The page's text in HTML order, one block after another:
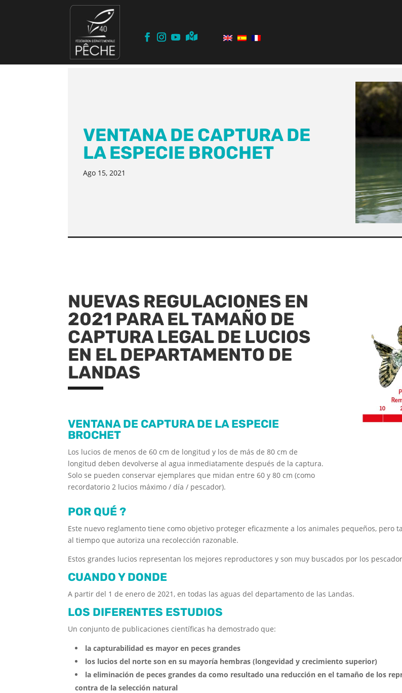
VENTANA DE CAPTURA DE
LA ESPECIE BROCHET
Ago 15, 2021
NUEVAS REGULACIONES EN
2021 PARA EL TAMAÑO DE
CAPTURA LEGAL DE LUCIOS
EN EL DEPARTAMENTO DE
LANDAS
VENTANA DE CAPTURA DE LA ESPECIE
BROCHET
Los lucios de menos de 60 cm de longitud y los de más de 80 cm de
longitud deben devolverse al agua inmediatamente después de la captura.
Solo se pueden conservar ejemplares que midan entre 60 y 80 cm (como
recordatorio 2 lucios máximo / día / pescador).
POR QUÉ ?
Este nuevo reglamento tiene como objetivo proteger eficazmente a los animales pequeños, pero
al tiempo que autoriza una recolección razonable.
Estos grandes lucios representan los mejores reproductores y son muy buscados por los
CUANDO Y DONDE
A partir del 1 de enero de 2021, en todas las aguas del departamento de las Landas.
LOS DIFERENTES ESTUDIOS
Un conjunto de publicaciones científicas ha demostrado que:
la capturabilidad es mayor en peces grandes
los lucios del norte son en su mayoría hembras (longevidad y crecimiento superior)
la eliminación de peces grandes da como resultado una reducción en el tamaño de los
contra de la selección natural